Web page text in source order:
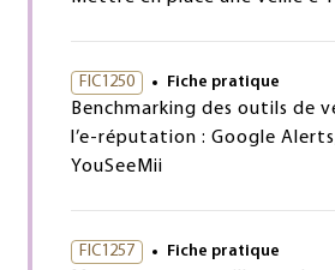
FIC1250 Fiche pratique
Benchmarking des outils de
l’e-réputation : Google
YouSeeMii
FIC1257 Fiche pratique